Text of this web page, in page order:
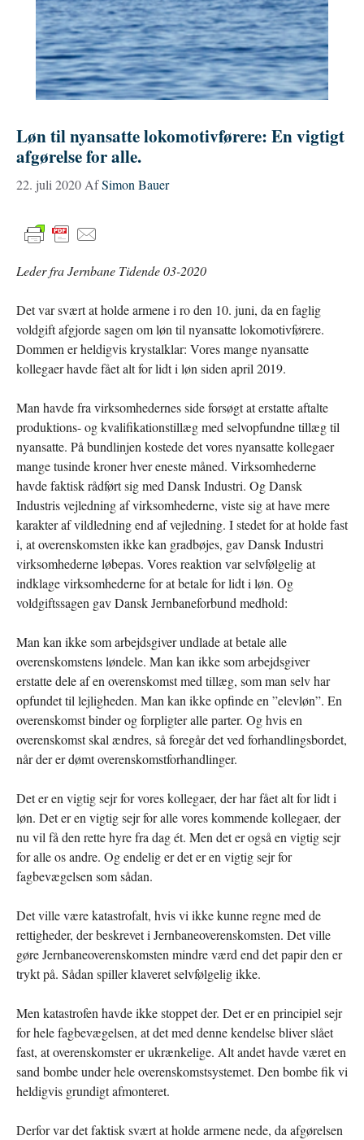
Løn til nyansatte lokomotivførere: En vigtigt
afgørelse for alle.
22. juli 2020 AfSimon Bauer
Leder fra Jernbane Tidende 03-2020
Det var svært at holde armene i ro den 10. juni, da en faglig
voldgift afgjorde sagen om løn til nyansatte lokomotivførere.
Dommen er heldigvis krystalklar: Vores mange nyansatte
kollegaer havde fået alt for lidt i løn siden april 2019.
Man havde fra virksomhedernes side forsøgt at erstatte aftalte
produktions- og kvalifikationstillæg med selvopfundne tillæg til
nyansatte. På bundlinjen kostede det vores nyansatte kollegaer
mange tusinde kroner hver eneste måned. Virksomhederne
havde faktisk rådført sig med Dansk Industri. Og Dansk
Industris vejledning af virksomhederne, viste sig at have mere
karakter af vildledning end af vejledning. I stedet for at holde fast
i, at overenskomsten ikke kan gradbøjes, gav Dansk Industri
virksomhederne løbepas. Vores reaktion var selvfølgelig at
indklage virksomhederne for at betale for lidt i løn. Og
voldgiftssagen gav Dansk Jernbaneforbund medhold:
Man kan ikke som arbejdsgiver undlade at betale alle
overenskomstens løndele. Man kan ikke som arbejdsgiver
erstatte dele af en overenskomst med tillæg, som man selv har
opfundet til lejligheden. Man kan ikke opfinde en ”elevløn”. En
overenskomst binder og forpligter alle parter. Og hvis en
overenskomst skal ændres, så foregår det ved forhandlingsbordet,
når der er dømt overenskomstforhandlinger.
Det er en vigtig sejr for vores kollegaer, der har fået alt for lidt i
løn. Det er en vigtig sejr for alle vores kommende kollegaer, der
nu vil få den rette hyre fra dag ét. Men det er også en vigtig sejr
for alle os andre. Og endelig er det er en vigtig sejr for
fagbevægelsen som sådan.
Det ville være katastrofalt, hvis vi ikke kunne regne med de
rettigheder, der beskrevet i Jernbaneoverenskomsten. Det ville
gøre Jernbaneoverenskomsten mindre værd end det papir den er
trykt på. Sådan spiller klaveret selvfølgelig ikke.
Men katastrofen havde ikke stoppet der. Det er en principiel sejr
for hele fagbevægelsen, at det med denne kendelse bliver slået
fast, at overenskomster er ukrænkelige. Alt andet havde været en
sand bombe under hele overenskomstsystemet. Den bombe fik vi
heldigvis grundigt afmonteret.
Derfor var det faktisk svært at holde armene nede, da afgørelsen